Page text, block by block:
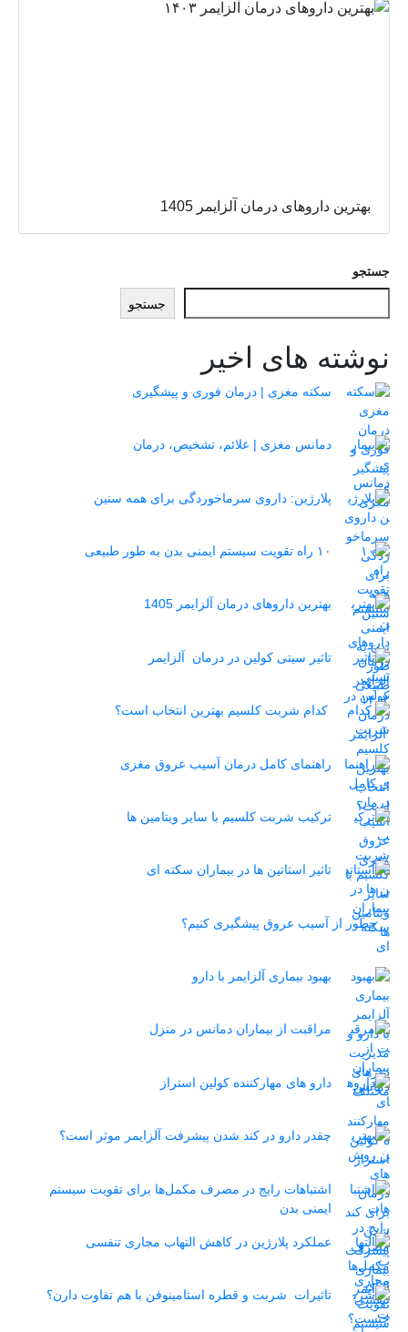
بهترین داروهای درمان آلزایمر 1405
جستجو
جستجو
نوشته های اخیر
سکته مغزی | درمان فوری و پیشگیری
دمانس مغزی | علائم، تشخیص، درمان
پلارژین: داروی سرماخوردگی برای همه سنین
۱۰ راه تقویت سیستم ایمنی بدن به طور طبیعی
بهترین داروهای درمان آلزایمر 1405
تاثیر سیتی کولین در درمان آلزایمر
کدام شربت کلسیم بهترین انتخاب است؟
راهنمای کامل درمان آسیب عروق مغزی
ترکیب شربت کلسیم با سایر ویتامین ها
تاثیر استاتین‌ ها در بیماران سکته ای
چطور از آسیب عروق پیشگیری کنیم؟
بهبود بیماری آلزایمر با دارو
مراقبت از بیماران دمانس در منزل
دارو های مهارکننده کولین استراز
چقدر دارو در کند شدن پیشرفت آلزایمر موثر است؟
اشتباهات رایج در مصرف مکمل‌ها برای تقویت سیستم
ایمنی بدن
عملکرد پلارژین در کاهش التهاب مجاری تنفسی
تاثیرات شربت و قطره استامینوفن با هم تفاوت دارن؟